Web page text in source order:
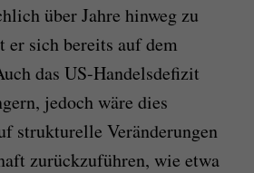
über Jahre hinweg zu
er sich bereits auf dem
das US-Handelsdefizit
jedoch wäre dies
strukturelle Veränderungen
zurückzuführen, wie etwa